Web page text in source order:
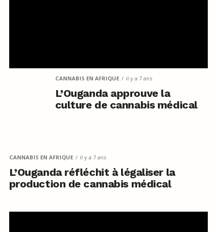
CANNABIS EN AFRIQUE il y a 7 ans
L’Ouganda approuve la
culture de cannabis médical
CANNABIS EN AFRIQUE il y a 7 ans
L’Ouganda réfléchit à légaliser la
production de cannabis médical